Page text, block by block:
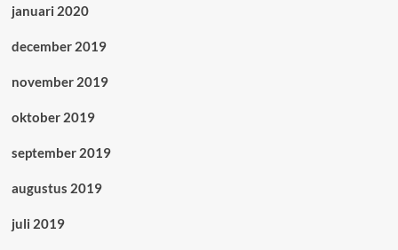
januari 2020
december 2019
november 2019
oktober 2019
september 2019
augustus 2019
juli 2019